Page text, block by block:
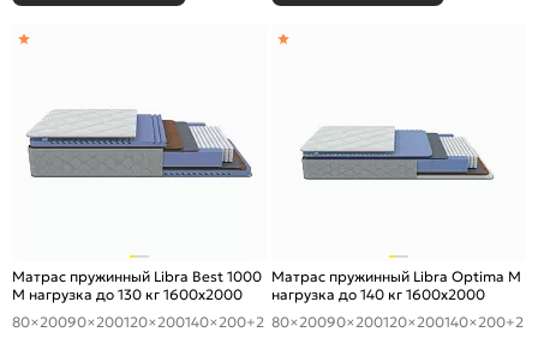
Матрас пружинный Libra Best 1000
M нагрузка до 130 кг 1600x2000
80×20090×200120×200140×200+2
Матрас пружинный Libra Optima M
нагрузка до 140 кг 1600x2000
80×20090×200120×200140×200+2